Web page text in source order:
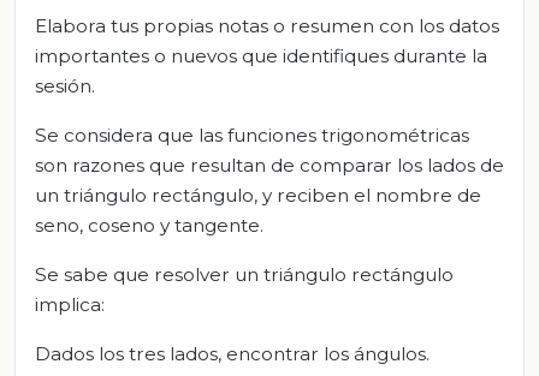
Elabora tus propias notas o resumen con los datos
importantes o nuevos que identifiques durante la
sesión.
Se considera que las funciones trigonométricas
son razones que resultan de comparar los lados de
un triángulo rectángulo, y reciben el nombre de
seno, coseno y tangente.
Se sabe que resolver un triángulo rectángulo
implica:
Dados los tres lados, encontrar los ángulos.